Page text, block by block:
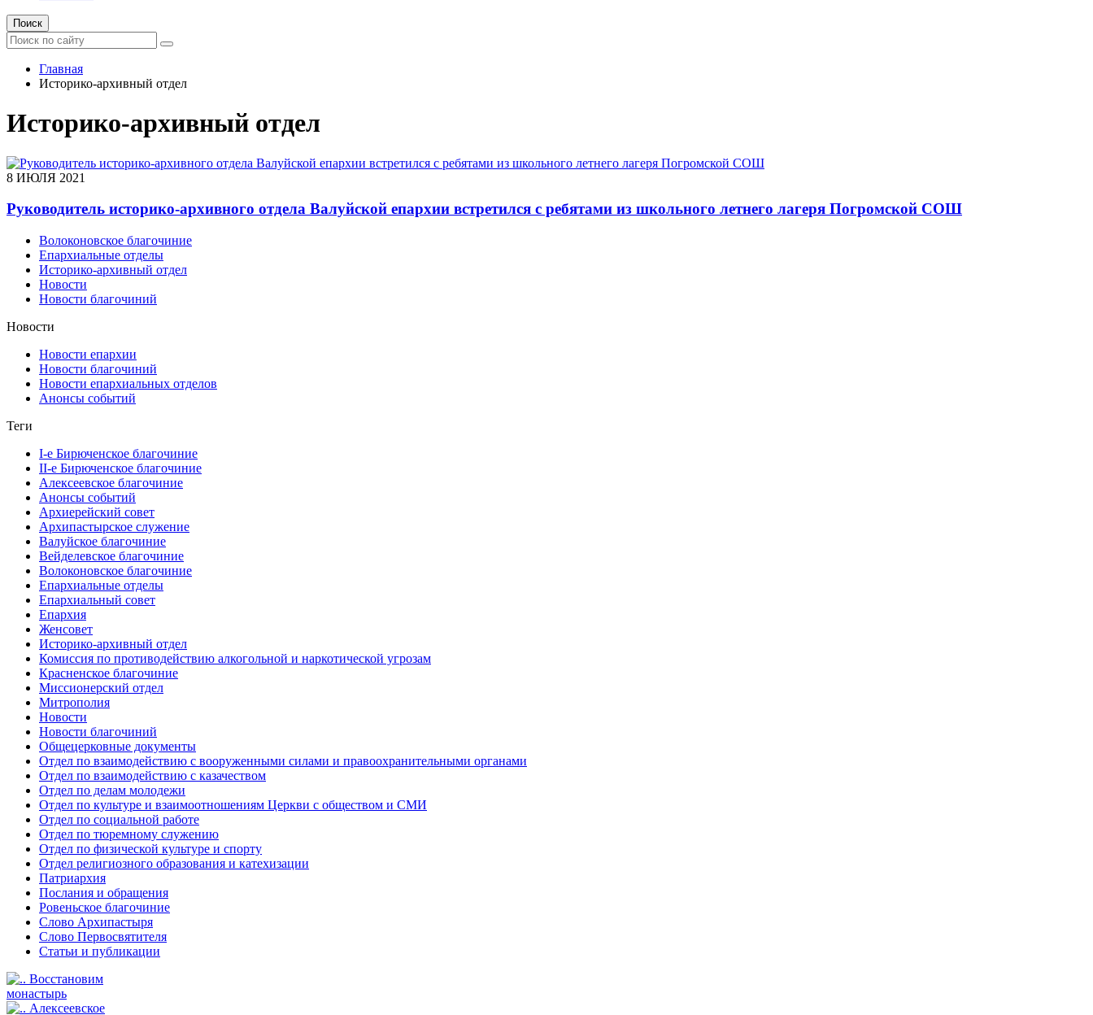
Поиск
Главная
Историко-архивный отдел
Историко-архивный отдел
8 ИЮЛЯ 2021
Руководитель историко-архивного отдела Валуйской епархии встретился с ребятами из школьного летнего лагеря Погромской СОШ
Волоконовское благочиние
Епархиальные отделы
Историко-архивный отдел
Новости
Новости благочиний
Новости
Новости епархии
Новости благочиний
Новости епархиальных отделов
Анонсы событий
Теги
I-е Бирюченское благочиние
II-е Бирюченское благочиние
Алексеевское благочиние
Анонсы событий
Архиерейский совет
Архипастырское служение
Валуйское благочиние
Вейделевское благочиние
Волоконовское благочиние
Епархиальные отделы
Епархиальный совет
Епархия
Женсовет
Историко-архивный отдел
Комиссия по противодействию алкогольной и наркотической угрозам
Красненское благочиние
Миссионерский отдел
Митрополия
Новости
Новости благочиний
Общецерковные документы
Отдел по взаимодействию с вооруженными силами и правоохранительными органами
Отдел по взаимодействию с казачеством
Отдел по делам молодежи
Отдел по культуре и взаимоотношениям Церкви с обществом и СМИ
Отдел по социальной работе
Отдел по тюремному служению
Отдел по физической культуре и спорту
Отдел религиозного образования и катехизации
Патриархия
Послания и обращения
Ровеньское благочиние
Слово Архипастыря
Слово Первосвятителя
Статьи и публикации
Восстановим
монастырь
Алексеевское